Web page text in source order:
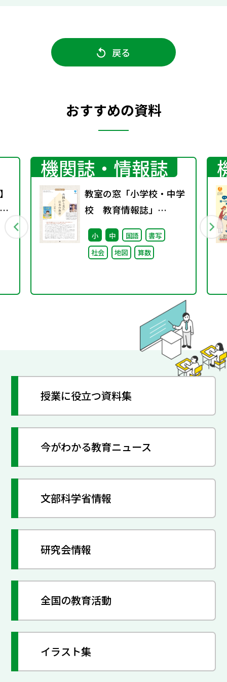
戻る
おすすめの資料
機関誌・情報誌
教室の窓「小学校・中学
校 教育情報誌」
vol.76 2025年9月発行
小 中 国語
書写
社会
地図 算数
授業に役立つ資料集
今がわかる教育ニュース
文部科学省情報
研究会情報
全国の教育活動
イラスト集